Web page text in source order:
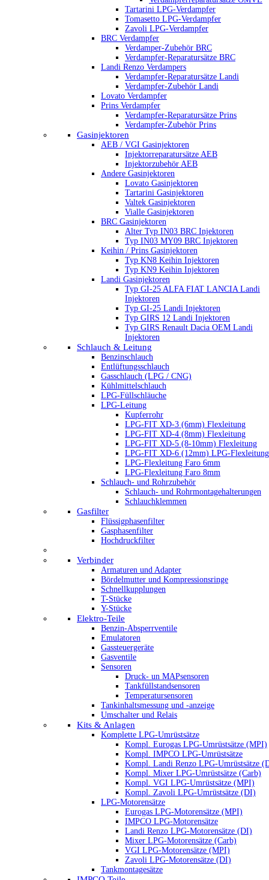
Tartarini LPG-Verdampfer
Tomasetto LPG-Verdampfer
Zavoli LPG-Verdampfer
BRC Verdampfer
Verdamper-Zubehör BRC
Verdampfer-Reparatursätze BRC
Landi Renzo Verdampers
Verdampfer-Reparatursätze Landi
Verdampfer-Zubehör Landi
Lovato Verdampfer
Prins Verdampfer
Verdampfer-Reparatursätze Prins
Verdampfer-Zubehör Prins
Gasinjektoren
AEB / VGI Gasinjektoren
Injektorreparatursätze AEB
Injektorzubehör AEB
Andere Gasinjektoren
Lovato Gasinjektoren
Tartarini Gasinjektoren
Valtek Gasinjektoren
Vialle Gasinjektoren
BRC Gasinjektoren
Alter Typ IN03 BRC Injektoren
Typ IN03 MY09 BRC Injektoren
Keihin / Prins Gasinjektoren
Typ KN8 Keihin Injektoren
Typ KN9 Keihin Injektoren
Landi Gasinjektoren
Typ GI-25 ALFA FIAT LANCIA Landi
Injektoren
Typ GI-25 Landi Injektoren
Typ GIRS 12 Landi Injektoren
Typ GIRS Renault Dacia OEM Landi
Injektoren
Schlauch & Leitung
Benzinschlauch
Entlüftungsschlauch
Gasschlauch (LPG / CNG)
Kühlmittelschlauch
LPG-Füllschläuche
LPG-Leitung
Kupferrohr
LPG-FIT XD-3 (6mm) Flexleitung
LPG-FIT XD-4 (8mm) Flexleitung
LPG-FIT XD-5 (8-10mm) Flexleitung
LPG-FIT XD-6 (12mm) LPG-Flexleitung
LPG-Flexleitung Faro 6mm
LPG-Flexleitung Faro 8mm
Schlauch- und Rohrzubehör
Schlauch- und Rohrmontagehalterungen
Schlauchklemmen
Gasfilter
Flüssigphasenfilter
Gasphasenfilter
Hochdruckfilter
Verbinder
Armaturen und Adapter
Bördelmutter und Kompressionsringe
Schnellkupplungen
T-Stücke
Y-Stücke
Elektro-Teile
Benzin-Absperrventile
Emulatoren
Gassteuergeräte
Gasventile
Sensoren
Druck- un MAPsensoren
Tankfüllstandsensoren
Temperatursensoren
Tankinhaltsmessung und -anzeige
Umschalter und Relais
Kits & Anlagen
Komplette LPG-Umrüstsätze
Kompl. Eurogas LPG-Umrüstsätze (MPI)
Kompl. IMPCO LPG-Umrüstsätze
Kompl. Landi Renzo LPG-Umrüstsätze
Kompl. Mixer LPG-Umrüstsätze (Carb)
Kompl. VGI LPG-Umrüstsätze (MPI)
Kompl. Zavoli LPG-Umrüstsätze (DI)
LPG-Motorensätze
Eurogas LPG-Motorensätze (MPI)
IMPCO LPG-Motorensätze
Landi Renzo LPG-Motorensätze (DI)
Mixer LPG-Motorensätze (Carb)
VGI LPG-Motorensätze (MPI)
Zavoli LPG-Motorensätze (DI)
Tankmontagesätze